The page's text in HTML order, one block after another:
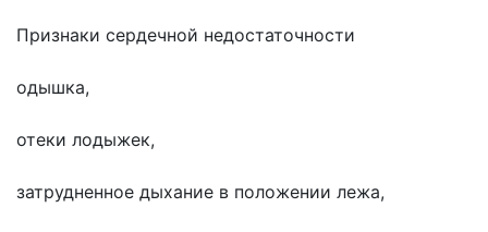
Признаки сердечной недостаточности
одышка,
отеки лодыжек,
затрудненное дыхание в положении лежа,